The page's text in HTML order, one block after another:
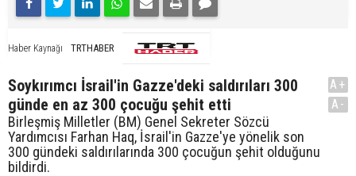
Haber Kaynağı TRTHABER
Soykırımcı İsrail'in Gazze'deki saldırıları 300
günde en az 300 çocuğu şehit etti
Birleşmiş Milletler (BM) Genel Sekreter Sözcü
Yardımcısı Farhan Haq, İsrail'in Gazze'ye yönelik son
300 gündeki saldırılarında 300 çocuğun şehit olduğunu
bildirdi.
A+
A-